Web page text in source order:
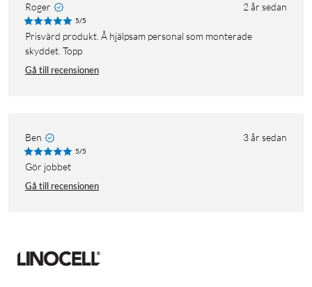
Roger 2 år sedan
5/5
Prisvärd produkt. Å hjälpsam personal som monterade
skyddet. Topp
Gå till recensionen
Ben 3 år sedan
5/5
Gör jobbet
Gå till recensionen